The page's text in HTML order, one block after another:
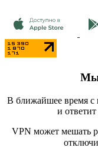
Мы
В ближайшее время с
и
VPN может мешать